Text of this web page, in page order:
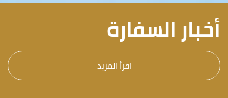
أخبار السفارة
اقرأ المزيد